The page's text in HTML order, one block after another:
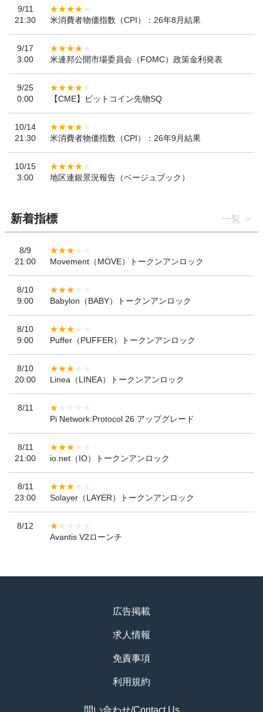
9/11
21:30
米消費者物価指数（CPI）：26年8月結果
9/17
3:00
米連邦公開市場委員会（FOMC）政策金利発表
9/25
0:00
【CME】ビットコイン先物SQ
10/14
21:30
米消費者物価指数（CPI）：26年9月結果
10/15
3:00
地区連銀景況報告（ベージュブック）
新着指標 一覧
8/9
21:00
Movement（MOVE）トークンアンロック
8/10
9:00
Babylon（BABY）トークンアンロック
8/10
9:00
Puffer（PUFFER）トークンアンロック
8/10
20:00
Linea（LINEA）トークンアンロック
8/11
Pi Network:Protocol 26 アップグレード
8/11
21:00
io.net（IO）トークンアンロック
8/11
23:00
Solayer（LAYER）トークンアンロック
8/12
Avantis V2ローンチ
広告掲載
求人情報
免責事項
利用規約